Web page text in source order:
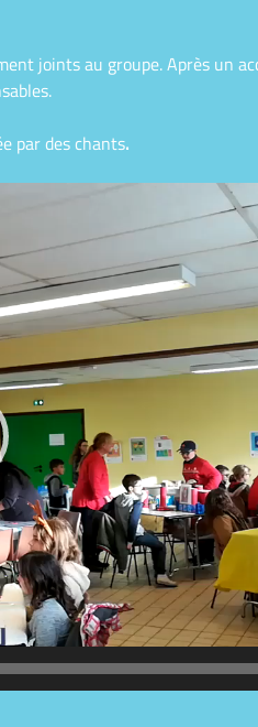
joints au groupe. Après un
par des chants.